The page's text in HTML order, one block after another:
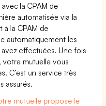
la CPAM de
automatisée via la
la CPAM de
automatiquement les
effectuées. Une fois
mutuelle vous
C’est un service très
assurés.
mutuelle propose le